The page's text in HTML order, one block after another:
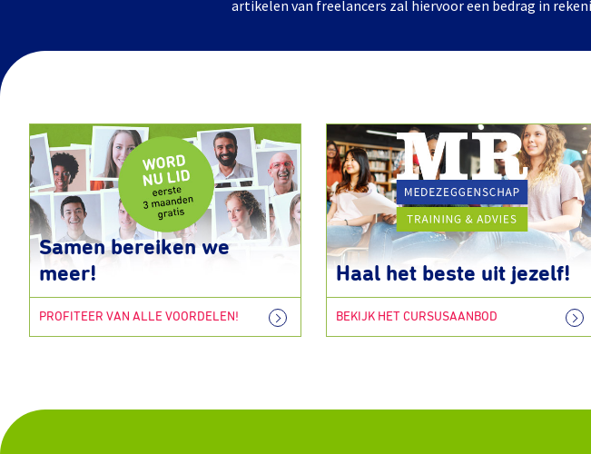
artikelen van freelancers zal hiervoor een bedrag in
Samen bereiken we
meer!
PROFITEER VAN ALLE VOORDELEN!
Haal het beste uit jezelf!
BEKIJK HET CURSUSAANBOD